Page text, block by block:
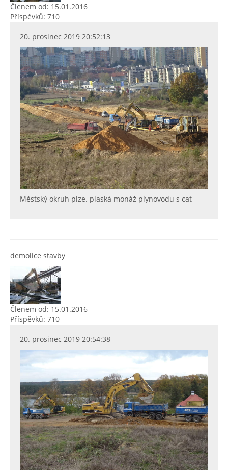
Členem od: 15.01.2016
Příspěvků: 710
20. prosinec 2019 20:52:13
Městský okruh plze. plaská monáž plynovodu s cat
demolice stavby
Členem od: 15.01.2016
Příspěvků: 710
20. prosinec 2019 20:54:38